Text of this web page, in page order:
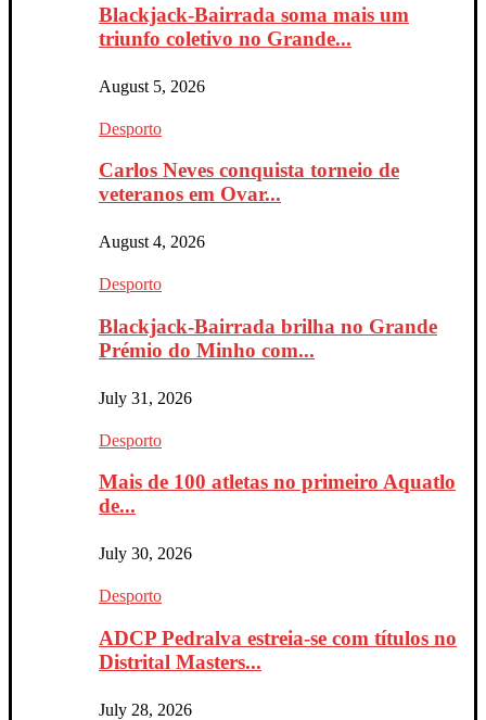
Blackjack-Bairrada soma mais um
triunfo coletivo no Grande...
August 5, 2026
Desporto
Carlos Neves conquista torneio de
veteranos em Ovar...
August 4, 2026
Desporto
Blackjack-Bairrada brilha no Grande
Prémio do Minho com...
July 31, 2026
Desporto
Mais de 100 atletas no primeiro Aquatlo
de...
July 30, 2026
Desporto
ADCP Pedralva estreia-se com títulos no
Distrital Masters...
July 28, 2026